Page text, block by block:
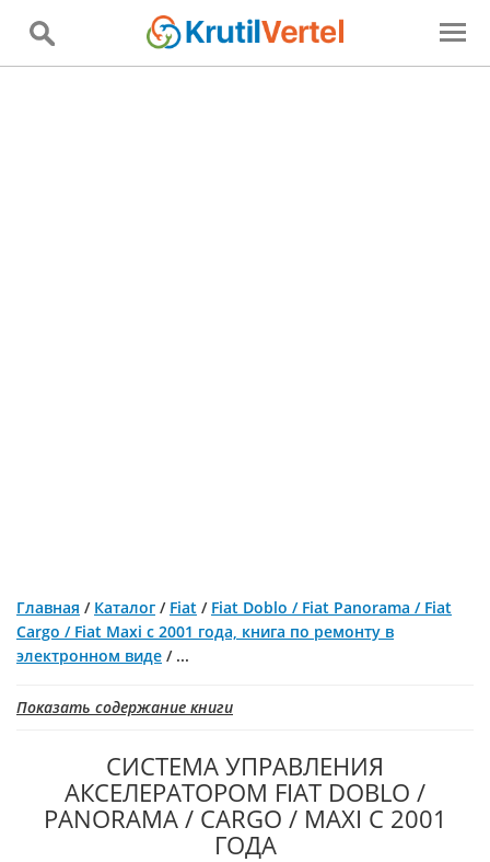
Главная / Каталог / Fiat / Fiat Doblo / Fiat Panorama / Fiat
Cargo / Fiat Maxi с 2001 года, книга по ремонту в
электронном виде / ...
Показать содержание книги
СИСТЕМА УПРАВЛЕНИЯ
АКСЕЛЕРАТОРОМ FIAT DOBLO /
PANORAMA / CARGO / MAXI С 2001
ГОДА